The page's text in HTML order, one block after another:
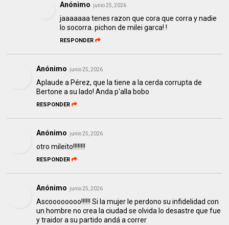
Anónimo junio 25, 2026
jaaaaaaa tenes razon que cora que corra y nadie
lo socorra. pichon de milei garca! !
RESPONDER
Anónimo junio 25, 2026
Aplaude a Pérez, que la tiene a la cerda corrupta de
Bertone a su lado! Anda p'alla bobo
RESPONDER
Anónimo junio 25, 2026
otro mileito!!!!!!!!
RESPONDER
Anónimo junio 25, 2026
Ascoooooooo!!!!!! Si la mujer le perdono su infidelidad con
un hombre no crea la ciudad se olvida lo desastre que fue
y traidor a su partido andá a correr